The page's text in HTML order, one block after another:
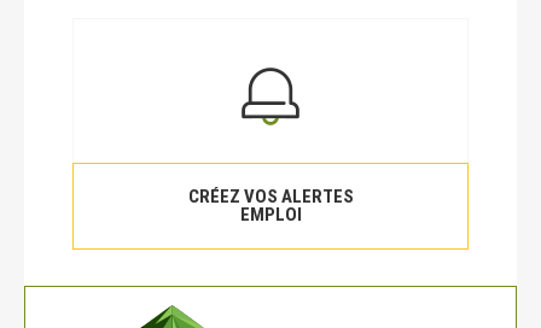
CRÉEZ VOS ALERTES
EMPLOI